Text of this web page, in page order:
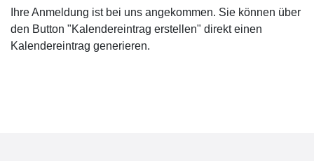
Ihre Anmeldung ist bei uns angekommen. Sie können über
den Button "Kalendereintrag erstellen" direkt einen
Kalendereintrag generieren.